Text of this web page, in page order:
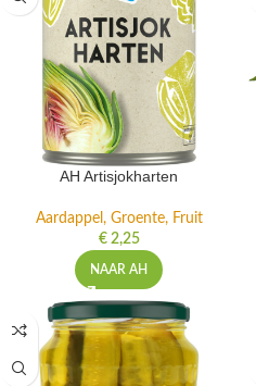
AH Artisjokharten
Aardappel, Groente, Fruit
€2,25
NAAR AH